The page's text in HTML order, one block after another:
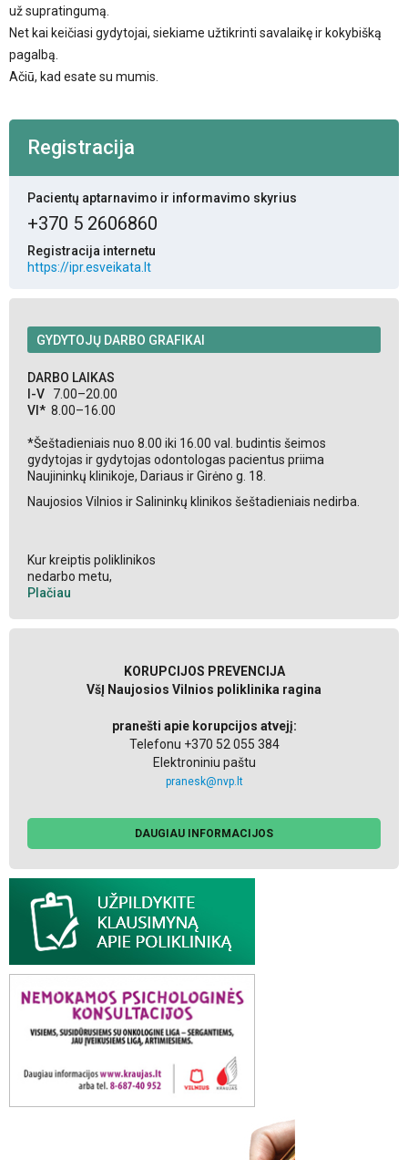
už supratingumą.
Net kai keičiasi gydytojai, siekiame užtikrinti savalaikę ir kokybišką
pagalbą.
Ačiū, kad esate su mumis.
Registracija
Pacientų aptarnavimo ir informavimo skyrius
+370 5 2606860
Registracija internetu
https://ipr.esveikata.lt
GYDYTOJŲ DARBO GRAFIKAI
DARBO LAIKAS
I-V 7.00–20.00
VI* 8.00–16.00
*Šeštadieniais nuo 8.00 iki 16.00 val. budintis šeimos
gydytojas ir gydytojas odontologas pacientus priima
Naujininkų klinikoje, Dariaus ir Girėno g. 18.
Naujosios Vilnios ir Salininkų klinikos šeštadieniais nedirba.
Kur kreiptis poliklinikos
nedarbo metu,
Plačiau
KORUPCIJOS PREVENCIJA
VšĮ Naujosios Vilnios poliklinika ragina
pranešti apie korupcijos atvejį:
Telefonu +370 52 055 384
Elektroniniu paštu
pranesk@nvp.lt
DAUGIAU INFORMACIJOS